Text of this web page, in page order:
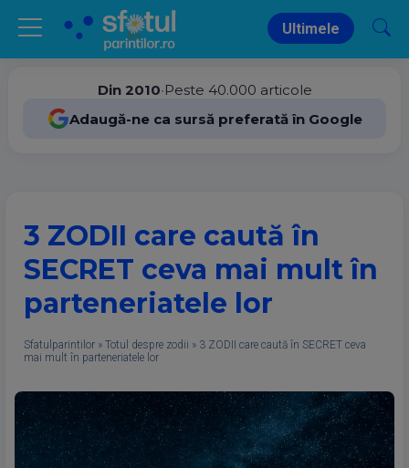
Ultimele
Din 2010•Peste 40.000 articole
Adaugă-ne ca sursă preferată în Google
3 ZODII care caută în
SECRET ceva mai mult în
parteneriatele lor
Sfatulparintilor » Totul despre zodii » 3 ZODII care caută în SECRET ceva
mai mult în parteneriatele lor